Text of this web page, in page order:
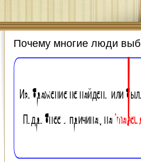
Почему многие люди